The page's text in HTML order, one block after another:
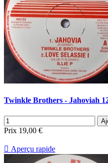
Twinkle Brothers - Jahoviah
Prix 19,00 €
 Aperçu rapide